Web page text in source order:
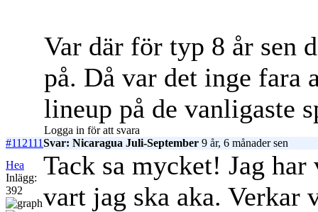
Var där för typ 8 år sen
på. Då var det inge
lineup på de vanligaste
Logga in för att svara
#112111Svar: Nicaragua Juli-September 9 år, 6 månader sen
Hea
Inlägg:
392
Tack sa mycket! Jag
vart jag ska aka. Verkar